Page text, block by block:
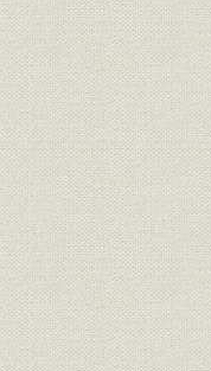
定款
定款
役員
株式
株式
製品